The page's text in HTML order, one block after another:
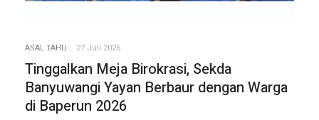
ASAL TAHU 27 Juli 2026
Tinggalkan Meja Birokrasi, Sekda
Banyuwangi Yayan Berbaur dengan Warga
di Baperun 2026